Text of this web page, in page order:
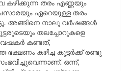
തരം എണ്ണയും
ഏറെയുള്ള തരം
അങ്ങിനെ നാലു വര്‍ഷങ്ങള്‍
തലച്ചോറുകളെ
കണ്ടത്,
കഴിച്ച കൂട്ടര്‍ക്ക് രണ്ടു
ഒന്ന്,